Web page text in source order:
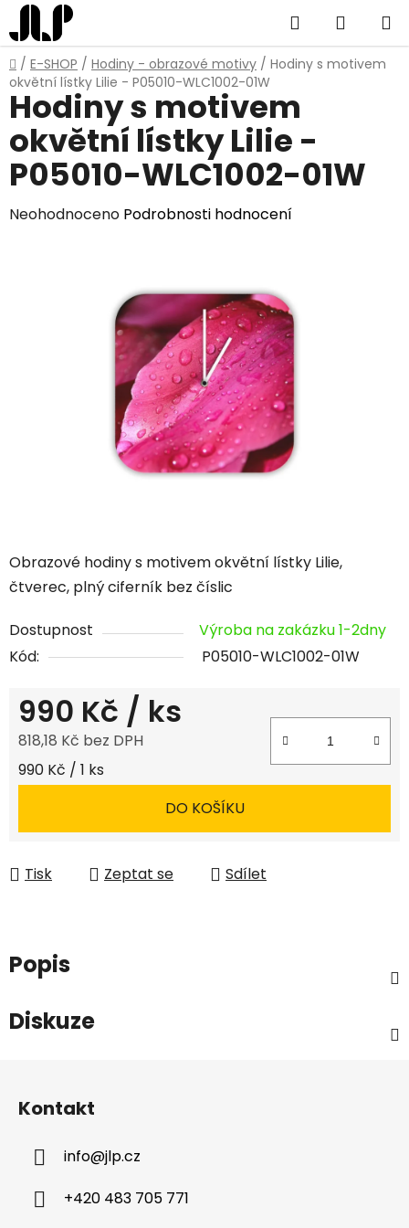
Přejít
na
obsah
Hledat
KOŠÍK
Domů
/ E-SHOP / Hodiny - obrazové motivy / Hodiny s motivem
okvětní lístky Lilie - P05010-WLC1002-01W
Obrazové hodiny s motivem okvětní lístky Lilie,
čtverec, plný ciferník bez číslic
Dostupnost
Výroba na zakázku 1-2dny
Kód:
P05010-WLC1002-01W
990 Kč / ks
818,18 Kč bez DPH
Měrná cena:
990 Kč / 1 ks
DO KOŠÍKU
Tisk Zeptat se Sdílet
Hodiny s motivem
okvětní lístky Lilie -
P05010-WLC1002-01W
Průměrné
Neohodnoceno Podrobnosti hodnocení
Popis
Diskuze
Kontakt
info@jlp.cz
+420 483 705 771